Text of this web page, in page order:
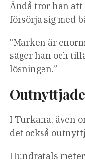
Ändå tror han
försörja sig med
”Marken är
säger han och
lösningen.”
I Turkana, även
det också
Hundratals